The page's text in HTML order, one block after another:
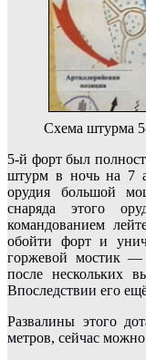
Схема штурма
5-й форт был
штурм в ночь на 7
орудия большой
снаряда этого
командованием
обойти форт и
горжевой мостик —
после нескольких
Впоследствии его
Развалины этого
метров, сейчас можно